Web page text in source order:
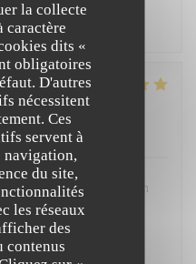
la collecte
caractère
dits «
obligatoires
D'autres
nécessitent
Ces
servent à
navigation,
du site,
les réseaux
des
contenus
: 4/5 Qualité / Prix
: 5/5 Qualité / Prix
4 times this week. Fish
Superb. Deserts
in cognac sensational.
friendly.